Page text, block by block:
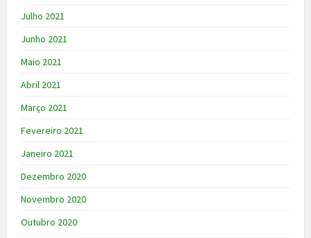
Julho 2021
Junho 2021
Maio 2021
Abril 2021
Março 2021
Fevereiro 2021
Janeiro 2021
Dezembro 2020
Novembro 2020
Outubro 2020